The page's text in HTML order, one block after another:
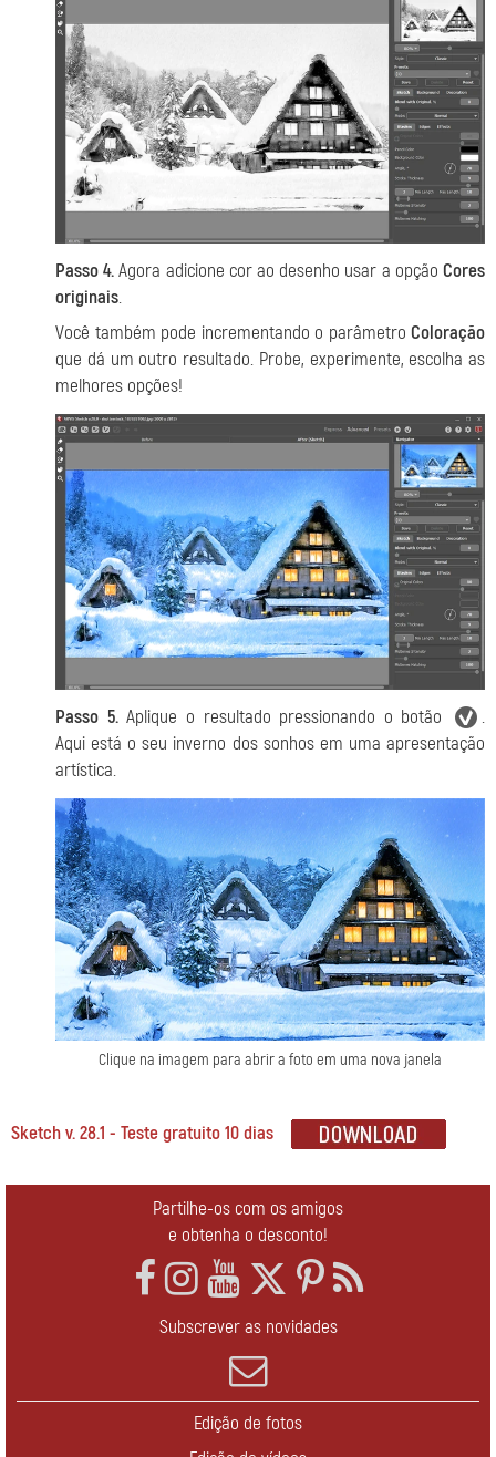
Passo 4.Agora adicione cor ao desenho usar a opçãoCores
originais.
Você também pode incrementando o parâmetro Coloração
que dá um outro resultado. Probe, experimente, escolha as
melhores opções!
Passo 5.Aplique o resultado pressionando o botão
.
Aqui está o seu inverno dos sonhos em uma apresentação
artística.
Clique na imagem para abrir a foto em uma nova janela
Sketch v. 28.1 - Teste gratuito 10 dias
Partilhe-os com os amigos
e obtenha o desconto!
Subscrever as novidades
Edição de fotos